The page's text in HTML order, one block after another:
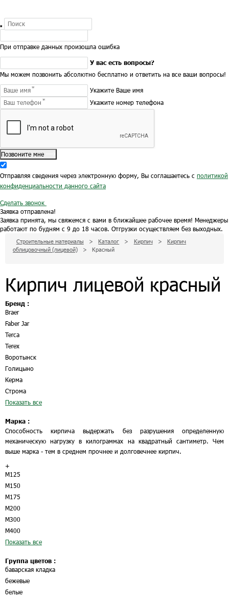
При отправке данных произошла ошибка
У вас есть вопросы?
Мы можем позвонить абсолютно бесплатно и ответить на все ваши вопросы!
Укажите Ваше имя
Укажите номер телефона
Позвоните мне
Отправляя сведения через электронную форму, Вы соглашаетесь с политикой
конфиденциальности данного сайта
Сделать звонок
Заявка отправлена!
Заявка принята, мы свяжемся с вами в ближайшее рабочее время! Менеджеры
работают по будням с 9 до 18 часов. Отгрузки осуществляем без выходных.
Строительные материалы > Каталог > Кирпич >
Кирпич
облицовочный (лицевой)
> Красный
Кирпич лицевой красный
Бренд :
Braer
Faber Jar
Terca
Terex
Воротынск
Голицыно
Керма
Строма
Показать все
Марка :
Способность кирпича выдержать без разрушения определенную
механическую нагрузку в килограммах на квадратный сантиметр. Чем
выше марка - тем в среднем прочнее и долговечнее кирпич.
+
М125
М150
М175
М200
М300
М400
Показать все
Группа цветов :
баварская кладка
бежевые
белые